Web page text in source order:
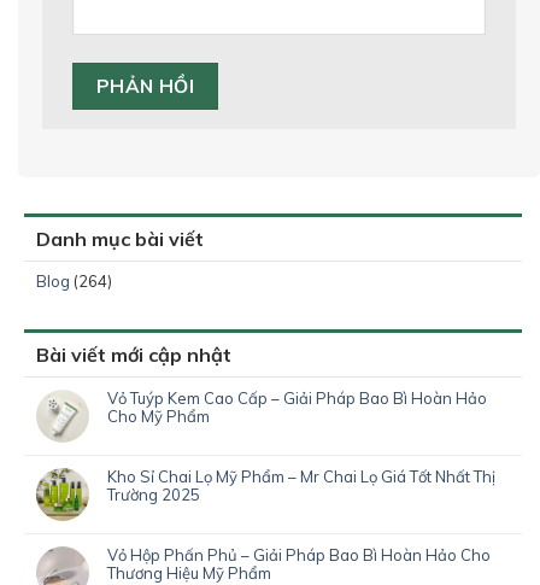
Danh mục bài viết
Blog (264)
Bài viết mới cập nhật
Vỏ Tuýp Kem Cao Cấp – Giải Pháp Bao Bì Hoàn Hảo
Cho Mỹ Phẩm
Kho Sỉ Chai Lọ Mỹ Phẩm – Mr Chai Lọ Giá Tốt Nhất Thị
Trường 2025
Vỏ Hộp Phấn Phủ – Giải Pháp Bao Bì Hoàn Hảo Cho
Thương Hiệu Mỹ Phẩm